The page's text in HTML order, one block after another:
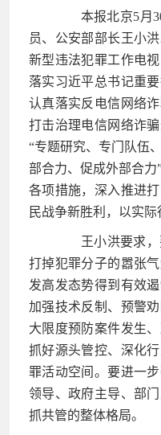
本报北京5月30
员、公安部部长王小
新型违法犯罪工作电
落实习近平总书记重
认真落实反电信网络
打击治理电信网络诈
“专题研究、专门队伍
部合力、促成外部合
各项措施，深入推进
民战争新胜利，以实际
王小洪要求，
打掉犯罪分子的嚣张
发高发态势得到有效
加强技术反制、预警
大限度预防案件发生
抓好源头管控、深化
罪活动空间。要进一
领导、政府主导、部
抓共管的整体格局。